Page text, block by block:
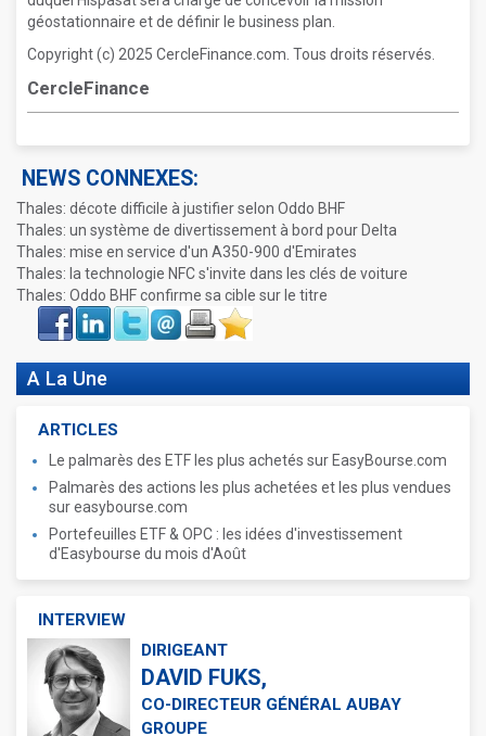
géostationnaire et de définir le business plan.
Copyright (c) 2025 CercleFinance.com. Tous droits réservés.
CercleFinance
NEWS CONNEXES:
Thales: décote difficile à justifier selon Oddo BHF
Thales: un système de divertissement à bord pour Delta
Thales: mise en service d'un A350-900 d'Emirates
Thales: la technologie NFC s'invite dans les clés de voiture
Thales: Oddo BHF confirme sa cible sur le titre
Face
book
LinkIn Twitter Envoyer ImprimerFavoris
A La Une
ARTICLES
Le palmarès des ETF les plus achetés sur EasyBourse.com
Palmarès des actions les plus achetées et les plus vendues
sur easybourse.com
Portefeuilles ETF & OPC : les idées d'investissement
d'Easybourse du mois d'Août
INTERVIEW
DIRIGEANT
DAVID FUKS,
CO-DIRECTEUR GÉNÉRAL AUBAY
GROUPE